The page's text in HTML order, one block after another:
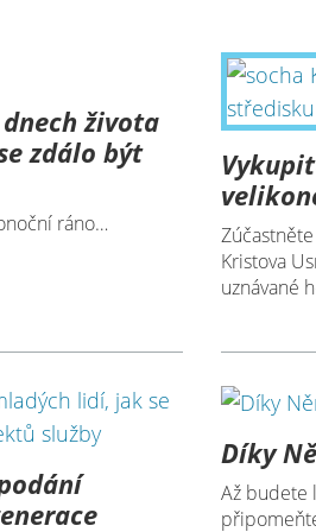
života
zdálo být
ráno…
Kristova
uznávané
Díky
Až budete